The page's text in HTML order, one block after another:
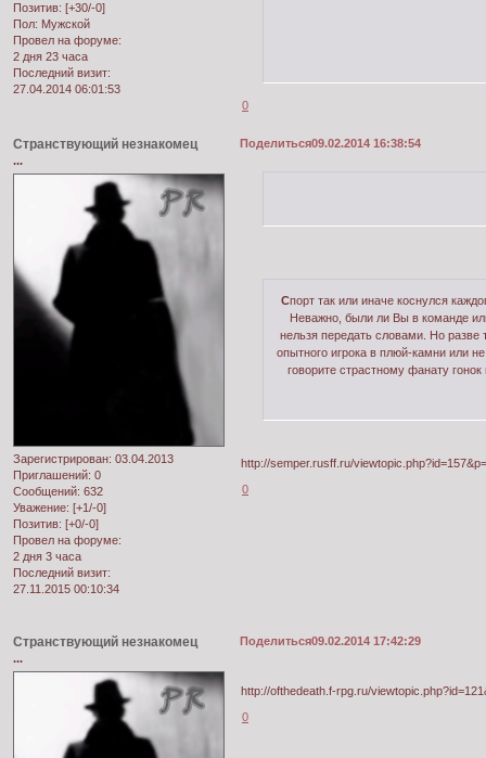
Позитив: [+30/-0]
Пол: Мужской
Провел на форуме:
2 дня 23 часа
Последний визит:
27.04.2014 06:01:53
0
Поделиться09.02.2014 16:38:54
Странствующий незнакомец
...
Зарегистрирован: 03.04.2013
Приглашений: 0
Сообщений: 632
Уважение: [+1/-0]
Позитив: [+0/-0]
Провел на форуме:
2 дня 3 часа
Последний визит:
27.11.2015 00:10:34
Спорт так или иначе коснулся
Неважно, были ли Вы в команде
нельзя передать словами. Но разве
опытного игрока в плюй-камни или
говорите страстному фанату
http://semper.rusff.ru/
0
Поделиться09.02.2014 17:42:29
Странствующий незнакомец
...
http://ofthedeath.f-rpg.ru/
0